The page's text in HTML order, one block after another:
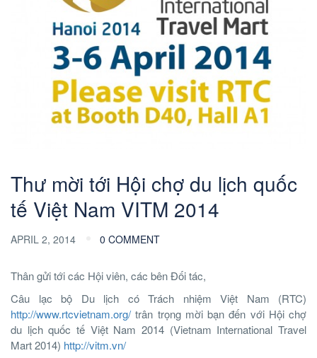
Thư mời tới Hội chợ du lịch quốc
tế Việt Nam VITM 2014
APRIL 2, 2014 0 COMMENT
Thân gửi tới các Hội viên, các bên Đối tác,
Câu lạc bộ Du lịch có Trách nhiệm Việt Nam (RTC)
http://www.rtcvietnam.org/ trân trọng mời bạn đến với Hội chợ
du lịch quốc tế Việt Nam 2014 (Vietnam International Travel
Mart 2014) http://vitm.vn/